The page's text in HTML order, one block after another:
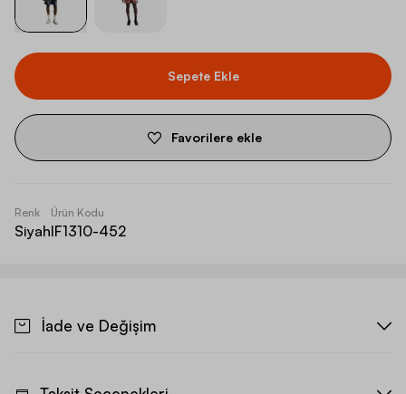
Sepete Ekle
Favorilere ekle
Renk
Siyah
Ürün Kodu
IF1310-452
İade ve Değişim